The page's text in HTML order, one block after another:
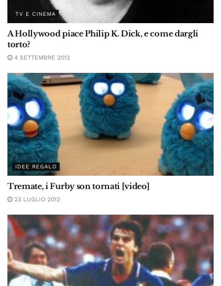
TV E CINEMA
A Hollywood piace Philip K. Dick, e come dargli
torto?
4 SETTEMBRE 2012
IDEE REGALO
Tremate, i Furby son tornati [video]
23 LUGLIO 2012